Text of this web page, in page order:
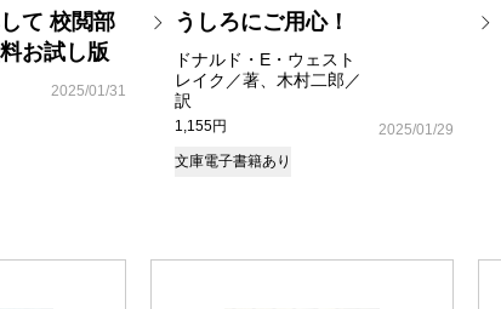
て 校閲部
お試し版
2025/01/31
うしろにご用心！
ドナルド・E・ウェスト
レイク／著、木村二郎／
訳
1,155円
2025/01/29
文庫電子書籍あり